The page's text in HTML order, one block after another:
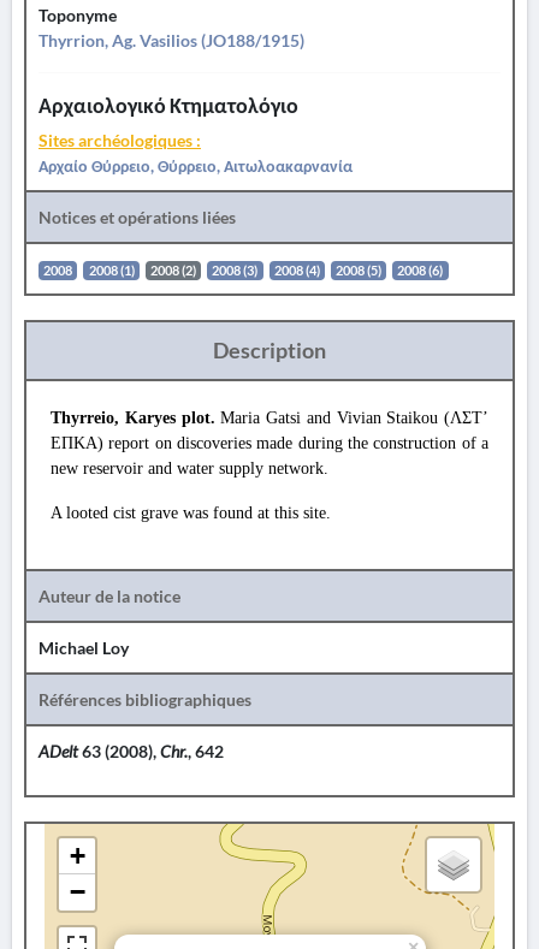
Toponyme
Thyrrion, Ag. Vasilios (JO188/1915)
Αρχαιολογικό Κτηματολόγιο
Sites archéologiques :
Αρχαίο Θύρρειο, Θύρρειο, Αιτωλοακαρνανία
Notices et opérations liées
2008 2008 (1) 2008 (2) 2008 (3) 2008 (4) 2008 (5) 2008 (6)
Description
Thyrreio, Karyes plot.Maria Gatsi and Vivian Staikou (ΛΣΤ’
ΕΠΚΑ) report on discoveries made during the construction of a
new reservoir and water supply network.
A looted cist grave was found at this site.
Auteur de la notice
Michael Loy
Références bibliographiques
ADelt63 (2008),Chr., 642
+
−